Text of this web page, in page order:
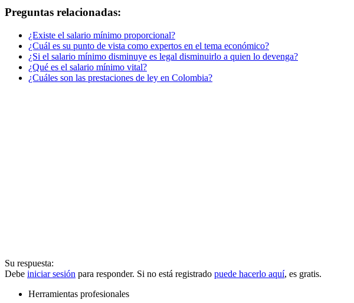
Preguntas relacionadas:
¿Existe el salario mínimo proporcional?
¿Cuál es su punto de vista como expertos en el tema económico?
¿Si el salario mínimo disminuye es legal disminuirlo a quien lo devenga?
¿Qué es el salario mínimo vital?
¿Cuáles son las prestaciones de ley en Colombia?
Su respuesta:
Debe iniciar sesión para responder. Si no está registrado puede hacerlo aquí, es gratis.
Herramientas profesionales